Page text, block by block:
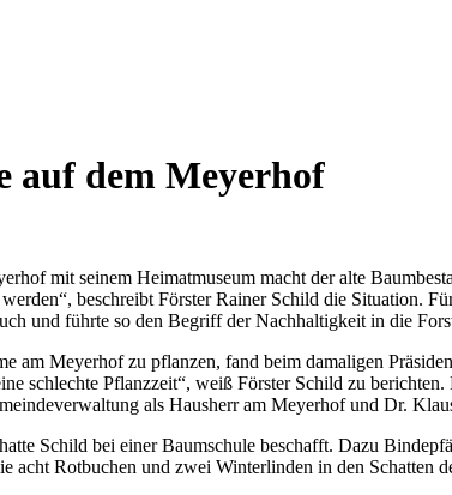
auf dem Meyerhof
mit seinem Heimatmuseum macht der alte
beschreibt Förster Rainer Schild die Situation.
und führte so den Begriff der Nachhaltigkeit in die
am Meyerhof zu pflanzen, fand beim damaligen
schlechte Pflanzzeit“, weiß Förster Schild zu
als Hausherr am Meyerhof und Dr.
Schild bei einer Baumschule beschafft. Dazu
acht Rotbuchen und zwei Winterlinden in den Schatten